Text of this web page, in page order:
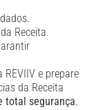
Receita.
e prepare
da Receita
total segurança.